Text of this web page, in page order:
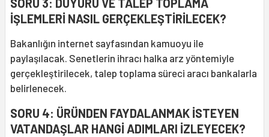
SORU 3: DUYURU VE TALEP TOPLAMA
İŞLEMLERİ NASIL GERÇEKLEŞTİRİLECEK?
Bakanlığın internet sayfasından kamuoyu ile
paylaşılacak. Senetlerin ihracı halka arz yöntemiyle
gerçekleştirilecek, talep toplama süreci aracı bankalarla
belirlenecek.
SORU 4: ÜRÜNDEN FAYDALANMAK İSTEYEN
VATANDAŞLAR HANGİ ADIMLARI İZLEYECEK?